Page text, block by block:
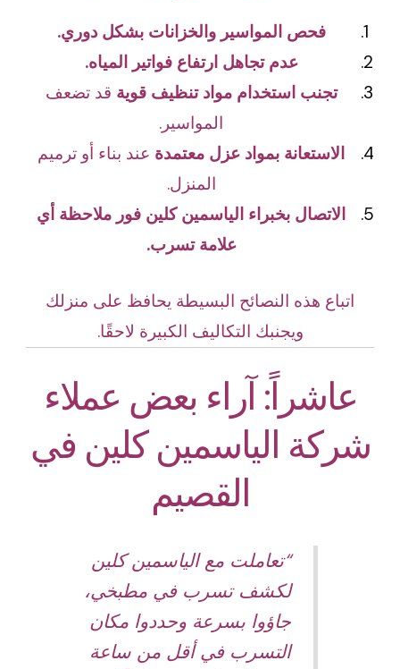
فحص المواسير والخزانات بشكل دوري.
عدم تجاهل ارتفاع فواتير المياه.
تجنب استخدام مواد تنظيف قوية قد تضعف
المواسير.
الاستعانة بمواد عزل معتمدة عند بناء أو ترميم
المنزل.
الاتصال بخبراء الياسمين كلين فور ملاحظة أي
علامة تسرب.
اتباع هذه النصائح البسيطة يحافظ على منزلك
ويجنبك التكاليف الكبيرة لاحقًا.
عاشراً: آراء بعض عملاء
شركة الياسمين كلين في
القصيم
“تعاملت مع الياسمين كلين
لكشف تسرب في مطبخي،
جاؤوا بسرعة وحددوا مكان
التسرب في أقل من ساعة